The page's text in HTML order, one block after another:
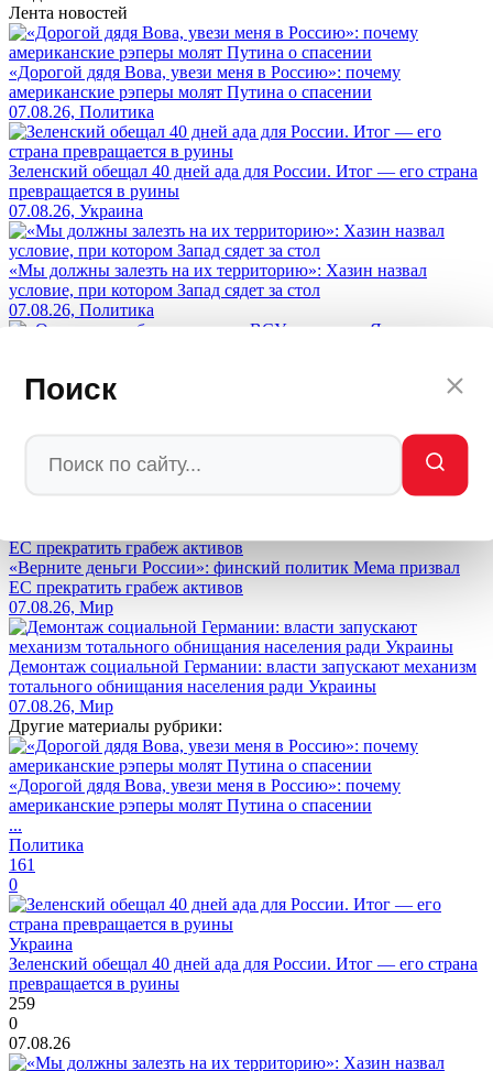
Поиск
Лента новостей
«Дорогой дядя Вова, увези меня в Россию»: почему
американские рэперы молят Путина о спасении
07.08.26, Политика
Зеленский обещал 40 дней ада для России. Итог — его страна
превращается в руины
07.08.26, Украина
«Мы должны залезть на их территорию»: Хазин назвал
условие, при котором Запад сядет за стол
07.08.26, Политика
безэкипажными катерами Sea Baby 2
«НАТО воюет с нами»: хакеры взломали альянс и показали,
«Верните деньги России»: финский политик Мема призвал
ЕС прекратить грабеж активов
07.08.26, Мир
Демонтаж социальной Германии: власти запускают механизм
тотального обнищания населения ради Украины
07.08.26, Мир
Другие материалы рубрики:
«Дорогой дядя Вова, увези меня в Россию»: почему
американские рэперы молят Путина о спасении
...
Политика
161
0
Украина
Зеленский обещал 40 дней ада для России. Итог — его страна
превращается в руины
259
0
07.08.26